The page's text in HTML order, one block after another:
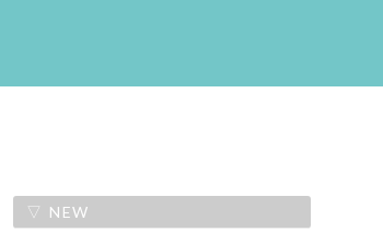
NEW